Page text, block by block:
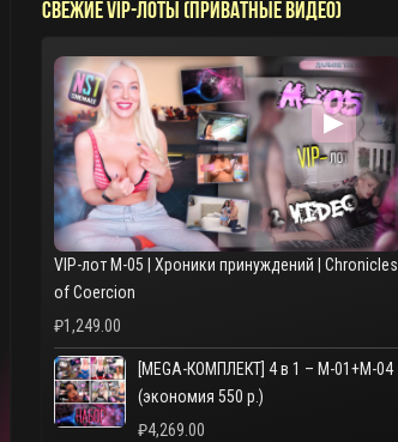
СВЕЖИЕ VIP-ЛОТЫ (ПРИВАТНЫЕ ВИДЕО)
▶
VIP-лот M-05 | Хроники принуждений | Chronicles
of Coercion
₽1,249.00
[MEGA-КОМПЛЕКТ] 4 в 1 – M-01+M-04
(экономия 550 р.)
₽4,269.00